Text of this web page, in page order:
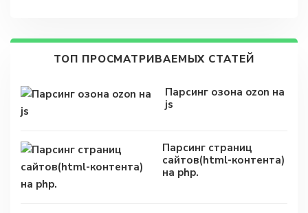
ТОП ПРОСМАТРИВАЕМЫХ СТАТЕЙ
Парсинг озона ozon на
js
Парсинг страниц
сайтов(html-контента)
на php.